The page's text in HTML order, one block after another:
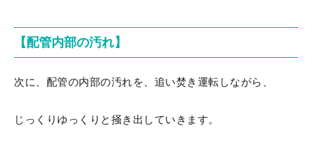
【配管内部の汚れ】
次に、配管の内部の汚れを、追い焚き運転しながら、
じっくりゆっくりと掻き出していきます。